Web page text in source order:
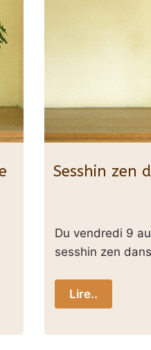
Sesshin zen
Du vendredi 9
sesshin zen
Lire..